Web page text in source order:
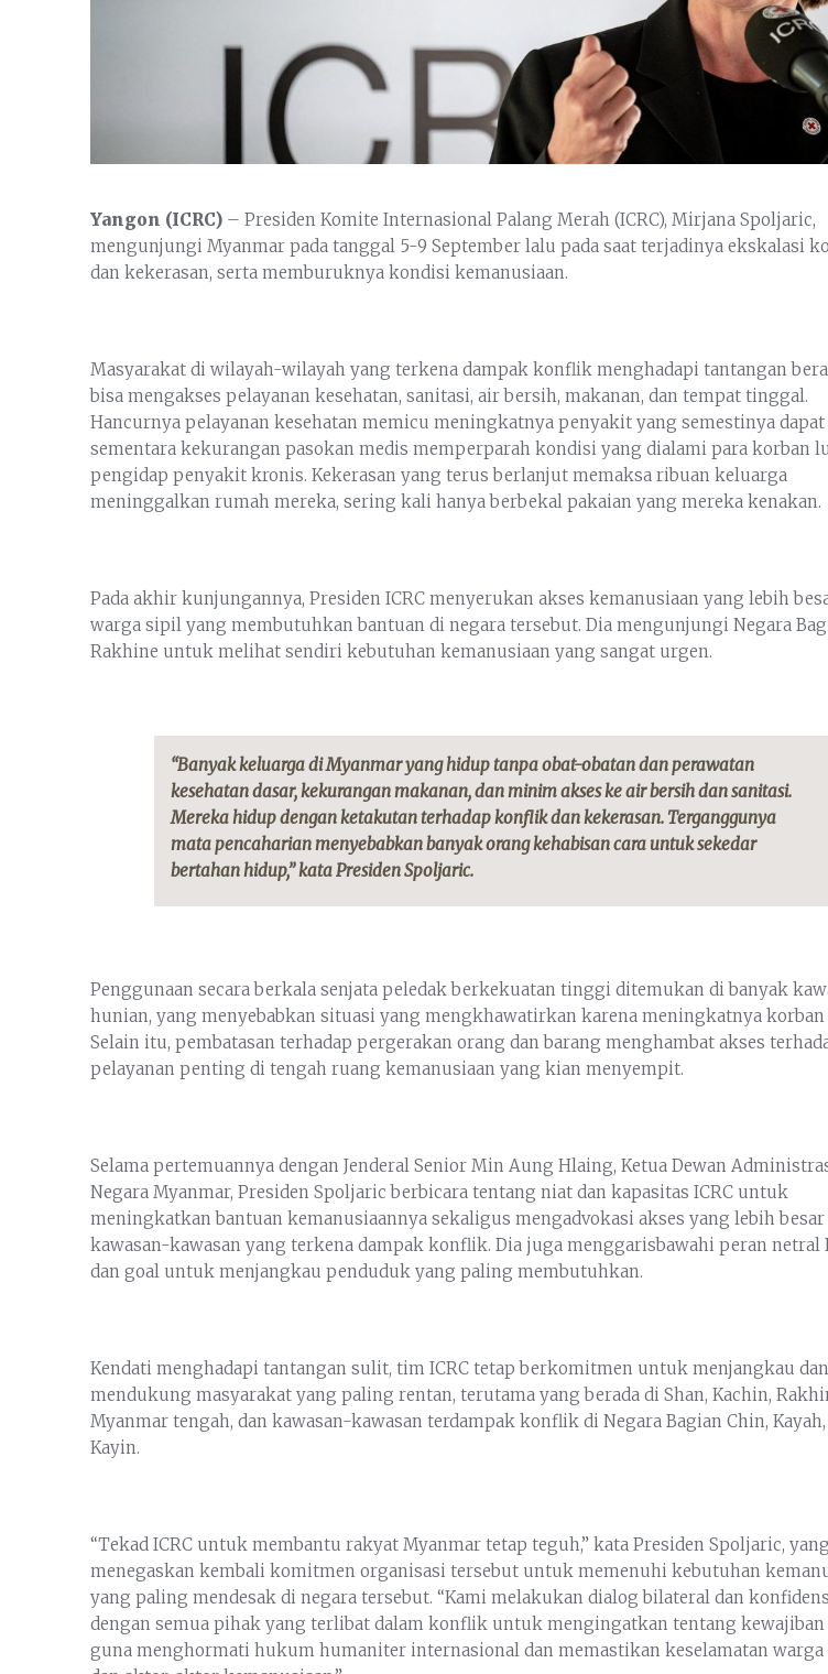
Yangon (ICRC) – Presiden Komite Internasional Palang Merah (ICRC), Mirjana Spoljaric,
mengunjungi Myanmar pada tanggal 5-9 September lalu pada saat terjadinya ekskalasi
dan kekerasan, serta memburuknya kondisi kemanusiaan.
Masyarakat di wilayah-wilayah yang terkena dampak konflik menghadapi tantangan
bisa mengakses pelayanan kesehatan, sanitasi, air bersih, makanan, dan tempat tinggal.
Hancurnya pelayanan kesehatan memicu meningkatnya penyakit yang semestinya dapat
sementara kekurangan pasokan medis memperparah kondisi yang dialami para korban
pengidap penyakit kronis. Kekerasan yang terus berlanjut memaksa ribuan keluarga
meninggalkan rumah mereka, sering kali hanya berbekal pakaian yang mereka kenakan.
Pada akhir kunjungannya, Presiden ICRC menyerukan akses kemanusiaan yang lebih
warga sipil yang membutuhkan bantuan di negara tersebut. Dia mengunjungi Negara
Rakhine untuk melihat sendiri kebutuhan kemanusiaan yang sangat urgen.
“Banyak keluarga di Myanmar yang hidup tanpa obat-obatan dan perawatan
kesehatan dasar, kekurangan makanan, dan minim akses ke air bersih dan sanitasi.
Mereka hidup dengan ketakutan terhadap konflik dan kekerasan. Terganggunya
mata pencaharian menyebabkan banyak orang kehabisan cara untuk sekedar
bertahan hidup,” kata Presiden Spoljaric.
Penggunaan secara berkala senjata peledak berkekuatan tinggi ditemukan di banyak
hunian, yang menyebabkan situasi yang mengkhawatirkan karena meningkatnya
Selain itu, pembatasan terhadap pergerakan orang dan barang menghambat akses
pelayanan penting di tengah ruang kemanusiaan yang kian menyempit.
Selama pertemuannya dengan Jenderal Senior Min Aung Hlaing, Ketua Dewan
Negara Myanmar, Presiden Spoljaric berbicara tentang niat dan kapasitas ICRC untuk
meningkatkan bantuan kemanusiaannya sekaligus mengadvokasi akses yang lebih besar
kawasan-kawasan yang terkena dampak konflik. Dia juga menggarisbawahi peran netral
dan goal untuk menjangkau penduduk yang paling membutuhkan.
Kendati menghadapi tantangan sulit, tim ICRC tetap berkomitmen untuk menjangkau dan
mendukung masyarakat yang paling rentan, terutama yang berada di Shan, Kachin,
Myanmar tengah, dan kawasan-kawasan terdampak konflik di Negara Bagian Chin, Kayah,
Kayin.
“Tekad ICRC untuk membantu rakyat Myanmar tetap teguh,” kata Presiden Spoljaric, yang
menegaskan kembali komitmen organisasi tersebut untuk memenuhi kebutuhan
yang paling mendesak di negara tersebut. “Kami melakukan dialog bilateral dan
dengan semua pihak yang terlibat dalam konflik untuk mengingatkan tentang kewajiban
guna menghormati hukum humaniter internasional dan memastikan keselamatan warga